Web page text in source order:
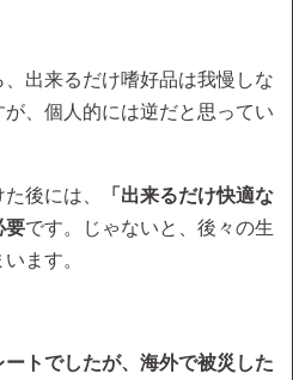
出来るだけ嗜好品は我慢しな
、個人的には逆だと思ってい
後には、
「出来るだけ快適な
要です。じゃないと、後々の生
ます。
トでしたが、海外で被災した